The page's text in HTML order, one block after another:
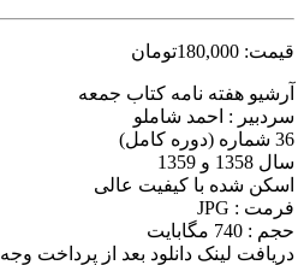
قیمت: 180,000تومان
آرشیو هفته نامه کتاب جمعه
سردبیر : احمد شاملو
36 شماره (دوره کامل)
سال 1358 و 1359
اسکن شده با کیفیت عالی
فرمت : JPG
حجم : 740 مگابایت
دریافت لینک دانلود بعد از پرداخت وجه